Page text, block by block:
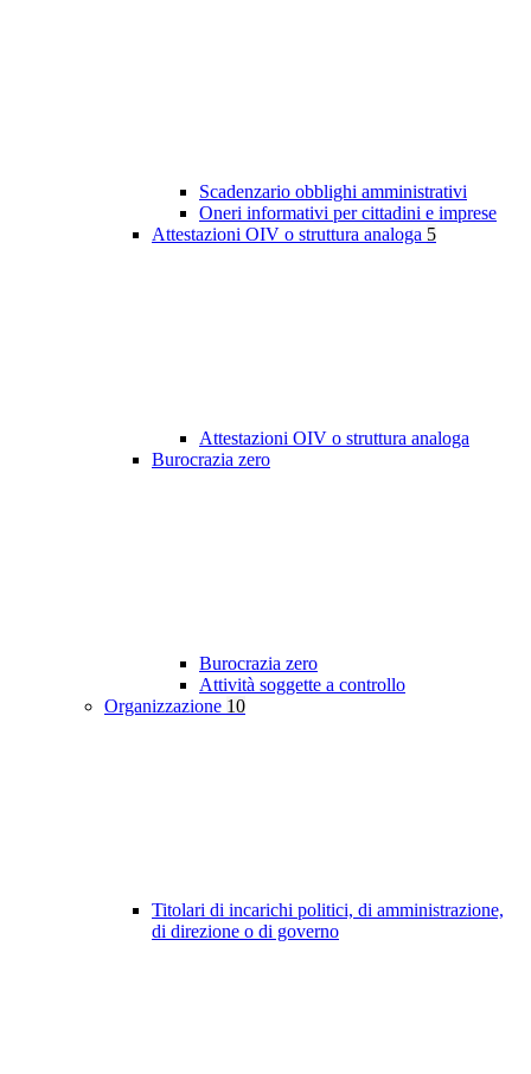
Scadenzario obblighi amministrativi
Oneri informativi per cittadini e imprese
Attestazioni OIV o struttura analoga 5
Attestazioni OIV o struttura analoga
Burocrazia zero
Burocrazia zero
Attività soggette a controllo
Organizzazione 10
Titolari di incarichi politici, di amministrazione,
di direzione o di governo